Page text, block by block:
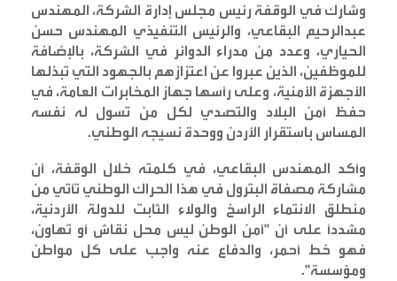
وشارك في الوقفة رئيس مجلس إدارة الشركة، المهندس
عبدالرحيم البقاعي، والرئيس التنفيذي المهندس حسن
الحياري، وعدد من مدراء الدوائر في الشركة، بالإضافة
للموظفين، الذين عبروا عن اعتزازهم بالجهود التي تبذلها
الأجهزة الأمنية، وعلى رأسها جهاز المخابرات العامة، في
حفظ أمن البلاد والتصدي لكل من تسول له نفسه
المساس باستقرار الأردن ووحدة نسيجه الوطني.
وأكد المهندس البقاعي، في كلمته خلال الوقفة، أن
مشاركة مصفاة البترول في هذا الحراك الوطني تأتي من
منطلق الانتماء الراسخ والولاء الثابت للدولة الأردنية،
مشددًا على أن "أمن الوطن ليس محل نقاش أو تهاون،
فهو خط أحمر، والدفاع عنه واجب على كل مواطن
ومؤسسة".